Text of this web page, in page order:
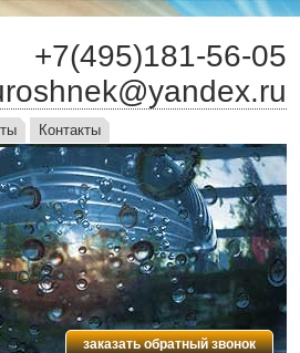
+7(495)181-56-05
Контакты
заказать обратный звонок